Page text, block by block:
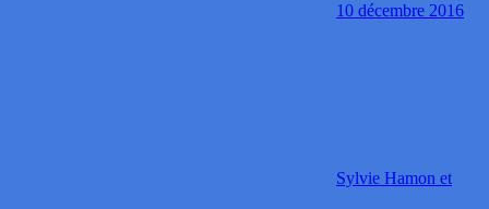
10 décembre 2016
Sylvie Hamon et